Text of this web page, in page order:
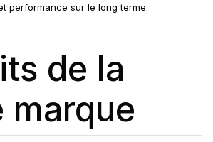
performance sur le long terme.
de la
marque